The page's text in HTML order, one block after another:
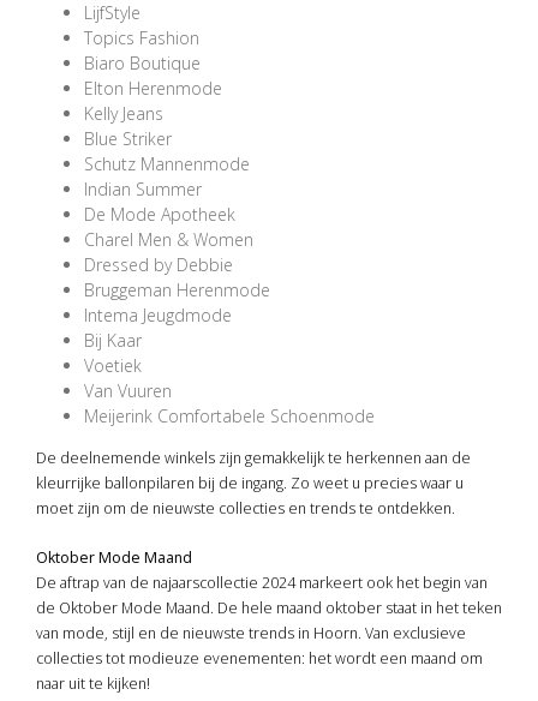
LijfStyle
Topics Fashion
Biaro Boutique
Elton Herenmode
Kelly Jeans
Blue Striker
Schutz Mannenmode
Indian Summer
De Mode Apotheek
Charel Men & Women
Dressed by Debbie
Bruggeman Herenmode
Intema Jeugdmode
Bij Kaar
Voetiek
Van Vuuren
Meijerink Comfortabele Schoenmode
De deelnemende winkels zijn gemakkelijk te herkennen aan de
kleurrijke ballonpilaren bij de ingang. Zo weet u precies waar u
moet zijn om de nieuwste collecties en trends te ontdekken.
Oktober Mode Maand
De aftrap van de najaarscollectie 2024 markeert ook het begin van
de Oktober Mode Maand. De hele maand oktober staat in het teken
van mode, stijl en de nieuwste trends in Hoorn. Van exclusieve
collecties tot modieuze evenementen: het wordt een maand om
naar uit te kijken!